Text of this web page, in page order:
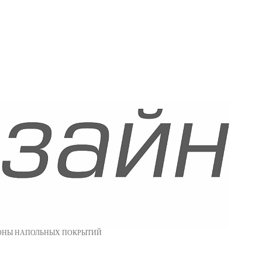
НАПОЛЬНЫХ ПОКРЫТИЙ